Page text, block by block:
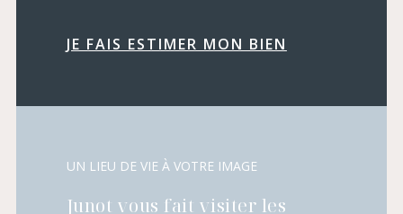
JE FAIS ESTIMER MON BIEN
UN LIEU DE VIE À VOTRE IMAGE
Junot vous fait visiter les